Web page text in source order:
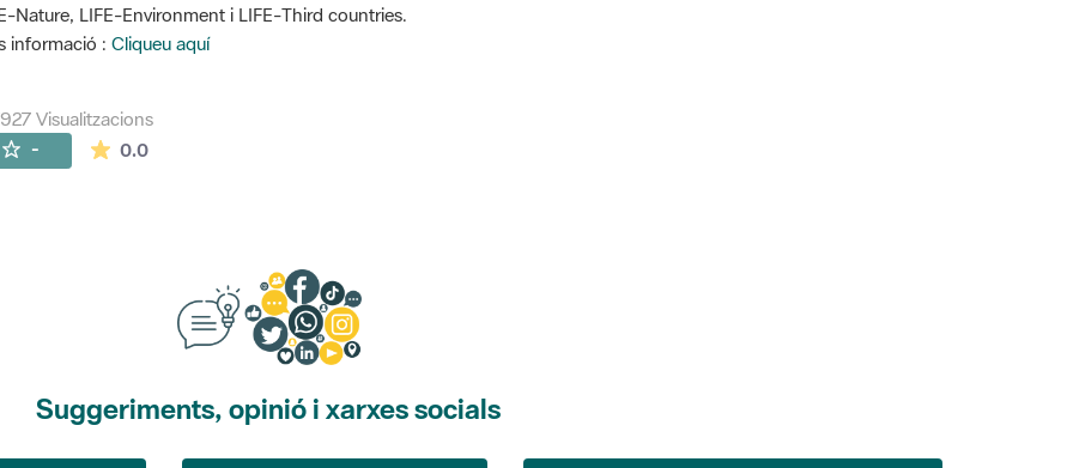
Nature, LIFE-Environment i LIFE-Third countries.
informació : Cliqueu aquí
Visualitzacions
- 0.0La mitjana de les valoracions és de 0 estrelles de 5.
Suggeriments, opinió i xarxes socials